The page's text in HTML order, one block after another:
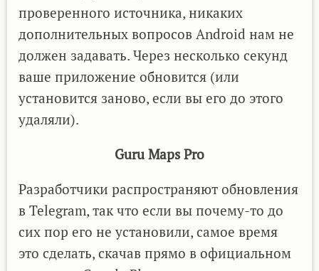
проверенного источника, никаких
дополнительных вопросов Android нам не
должен задавать. Через несколько секунд
ваше приложение обновится (или
установится заново, если вы его до этого
удаляли).
Guru Maps Pro
Разработчики распространяют обновления
в Telegram, так что если вы почему-то до
сих пор его не установили, самое время
это сделать, скачав прямо в официальном